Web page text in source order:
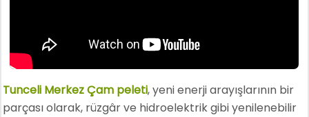
Tunceli Merkez Çam peleti, yeni enerji arayışlarının bir
parçası olarak, rüzgâr ve hidroelektrik gibi yenilenebilir